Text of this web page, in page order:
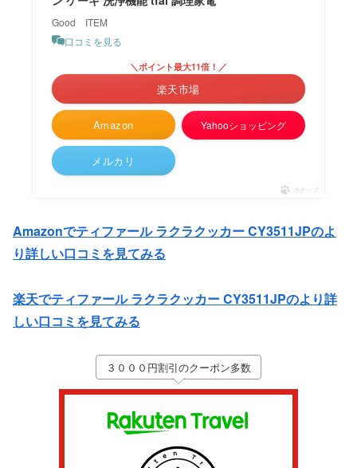
Good ITEM
口コミを見る
Amazon
＼ポイント最大11倍！／
楽天市場
Yahooショッピング
メルカリ
ポチップ
Amazonでティファール ラクラクッカー CY3511JPのよ
り詳しい口コミを見てみる
楽天でティファール ラクラクッカー CY3511JPのより詳
しい口コミを見てみる
３０００円割引のクーポン多数